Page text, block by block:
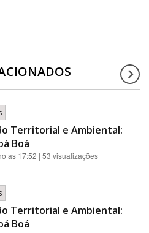
Territorial e Ambiental:
Boá
as 17:52 | 53 visualizações
Territorial e Ambiental:
Boá